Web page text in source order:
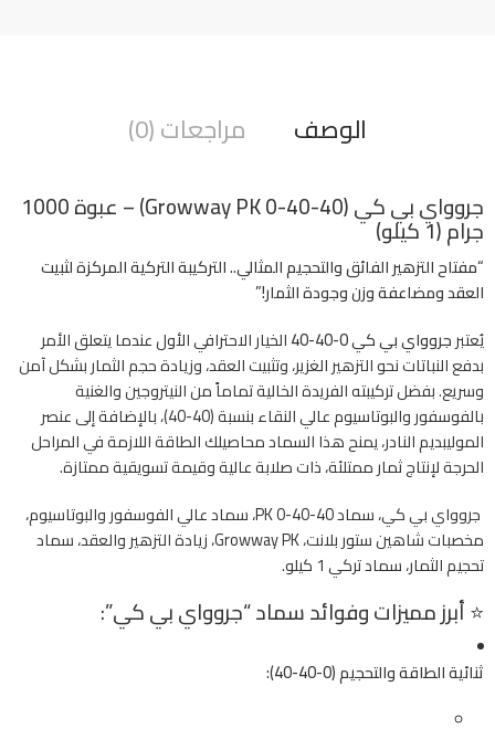
الوصف مراجعات (0)
جروواي بي كي (Growway PK 0-40-40) – عبوة 1000
جرام (1 كيلو)
“مفتاح التزهير الفائق والتحجيم المثالي.. التركيبة التركية المركزة لثبيت
العقد ومضاعفة وزن وجودة الثمار!”
يُعتبرجروواي بي كي 0-40-40
الخيار الاحترافي الأول عندما يتعلق الأمر
بدفع النباتات نحو التزهير الغزير، وتثبيت العقد، وزيادة حجم الثمار بشكل آمن
وسريع. بفضل تركيبته الفريدة الخالية تماماً من النيتروجين والغنية
بالفوسفور والبوتاسيوم عالي النقاء بنسبة (40-40)، بالإضافة إلى عنصر
الموليبديم النادر، يمنح هذا السماد محاصيلك الطاقة اللازمة في المراحل
الحرجة لإنتاج ثمار ممتلئة، ذات صلابة عالية وقيمة تسويقية ممتازة.
جروواي بي كي، سماد PK 0-40-40، سماد عالي الفوسفور والبوتاسيوم،
مخصبات شاهين ستور بلانت، Growway PK، زيادة التزهير والعقد، سماد
تحجيم الثمار، سماد تركي 1 كيلو.
⭐ أبرز مميزات وفوائد سماد “جروواي بي كي”:
ثنائية الطاقة والتحجيم (0-40-40):